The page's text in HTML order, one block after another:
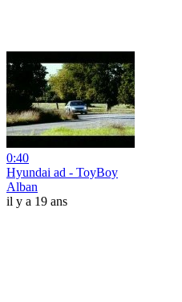
0:40
Hyundai ad - ToyBoy
Alban
il y a 19 ans